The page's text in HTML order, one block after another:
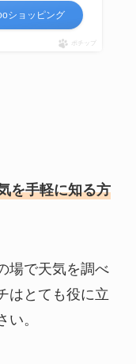
ショッピング
ポチップ
を手軽に知る方
場で天気を調べ
はとても役に立
。